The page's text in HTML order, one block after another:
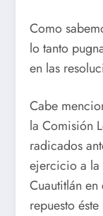
Como
lo tanto
en las
Cabe
la Comisión
radicados
ejercicio a la
Cuautitlán
repuesto